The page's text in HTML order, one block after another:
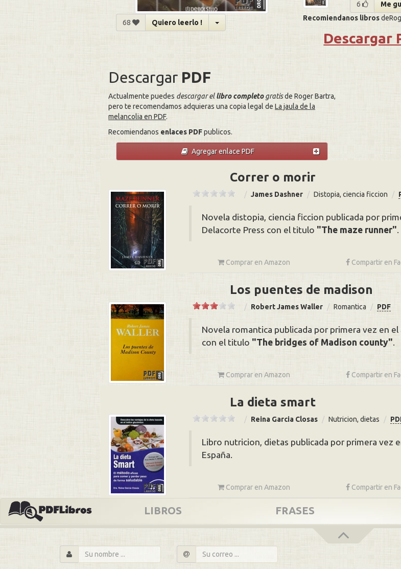
68 Quiero leerlo !
6 Me
Recomiendanos libros
Descargar
Descargar PDF
Actualmente puedes descargar ellibro completogratisde Roger Bartra,
pero te recomendamos adquieras una copia legal de La jaula de la
melancolia en PDF.
Recomiendanos enlaces PDFpublicos.
Agregar enlace PDF
Correr o morir
James Dashner Distopia, ciencia ficcion
Novela distopia, ciencia ficcion publicada por
Delacorte Press con el titulo
The maze runner .
Comprar en Amazon Compartir en
Los puentes de madison
Robert James Waller Romantica PDF
Novela romantica publicada por primera vez en
con el titulo
The bridges of Madison county .
Comprar en Amazon Compartiren
La dieta smart
Reina Garcia Closas Nutricion, dietas
Libro nutricion, dietas publicada por primera vez
España.
Comprar en Amazon Compartir en
LIBROS FRASES